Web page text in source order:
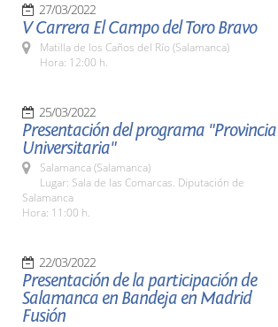
27/03/2022
V Carrera El Campo del Toro Bravo
Matilla de los Caños del Río (Salamanca)
Hora: 12:00 h.
25/03/2022
Presentación del programa "Provincia
Universitaria"
Salamanca (Salamanca)
Lugar: Sala de las Comarcas. Diputación de
Salamanca
Hora: 11:00 h.
22/03/2022
Presentación de la participación de
Salamanca en Bandeja en Madrid
Fusión